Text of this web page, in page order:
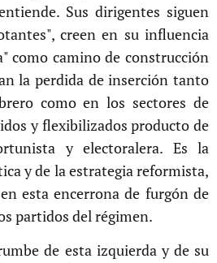
Sus dirigentes siguen
creen en su influencia
como camino de construcción
la perdida de inserción tanto
como en los sectores de
y flexibilizados producto de
y electoralera. Es la
y de la estrategia reformista,
esta encerrona de furgón de
partidos del régimen.
de esta izquierda y de su